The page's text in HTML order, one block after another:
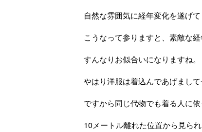
自然な雰囲気に経年変化を遂げて
こうなって参りますと、素敵な
すんなりお似合いになりますね。
やはり洋服は着込んであげまして
ですから同じ代物でも着る人に
10メートル離れた位置から見ら